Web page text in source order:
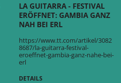
LA GUITARRA - FESTIVAL
ERÖFFNET: GAMBIA GANZ
NAH BEI ERL
https://www.tt.com/artikel/3082
8687/la-guitarra-festival-
eroeffnet-gambia-ganz-nahe-bei-
erl
DETAILS